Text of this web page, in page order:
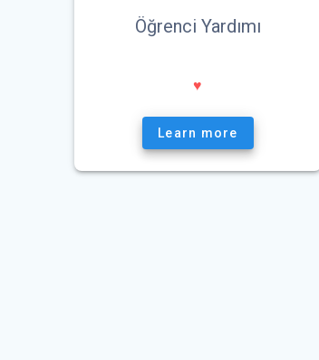
Öğrenci Yardımı
♥
Learn more